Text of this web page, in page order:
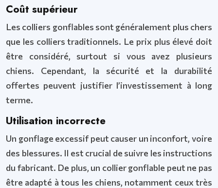
Coût supérieur
Les colliers gonflables sont généralement plus chers
que les colliers traditionnels. Le prix plus élevé doit
être considéré, surtout si vous avez plusieurs
chiens. Cependant, la sécurité et la durabilité
offertes peuvent justifier l’investissement à long
terme.
Utilisation incorrecte
Un gonflage excessif peut causer un inconfort, voire
des blessures. Il est crucial de suivre les instructions
du fabricant. De plus, un collier gonflable peut ne pas
être adapté à tous les chiens, notamment ceux très